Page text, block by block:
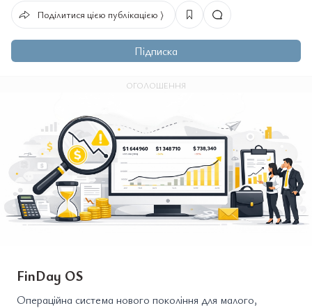
Поділитися цією публікацією ⟩
Підписка
ОГОЛОШЕННЯ
FinDay OS
Операційна система нового покоління для малого,